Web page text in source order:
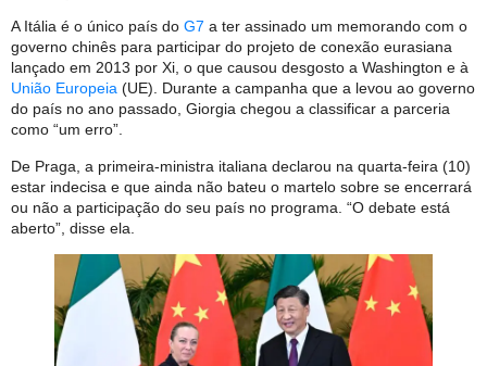
A Itália é o único país do G7 a ter assinado um memorando com o
governo chinês para participar do projeto de conexão eurasiana
lançado em 2013 por Xi, o que causou desgosto a Washington e à
União Europeia (UE). Durante a campanha que a levou ao governo
do país no ano passado, Giorgia chegou a classificar a parceria
como “um erro”.
De Praga, a primeira-ministra italiana declarou na quarta-feira (10)
estar indecisa e que ainda não bateu o martelo sobre se encerrará
ou não a participação do seu país no programa. “O debate está
aberto”, disse ela.